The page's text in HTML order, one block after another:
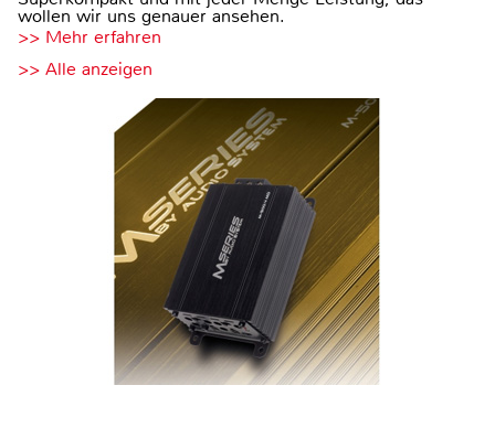
wollen wir uns genauer ansehen.
>> Mehr erfahren
>> Alle anzeigen